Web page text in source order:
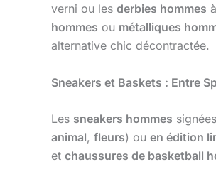
verni ou les derbies hommes
hommes ou métalliques
alternative chic décontractée.
Sneakers et Baskets : Entre
Les sneakers hommes
animal, fleurs) ou en édition
et chaussures de basketball